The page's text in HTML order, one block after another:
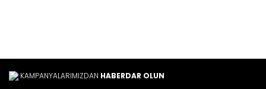
KAMPANYALARIMIZDAN HABERDAR OLUN